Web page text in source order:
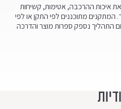
איכות ההרכבה, אטימות, קשיחות
המתקנים מתוכננים לפי התקן או לפי
התהליך נספק ספרות מוצר והדרכה